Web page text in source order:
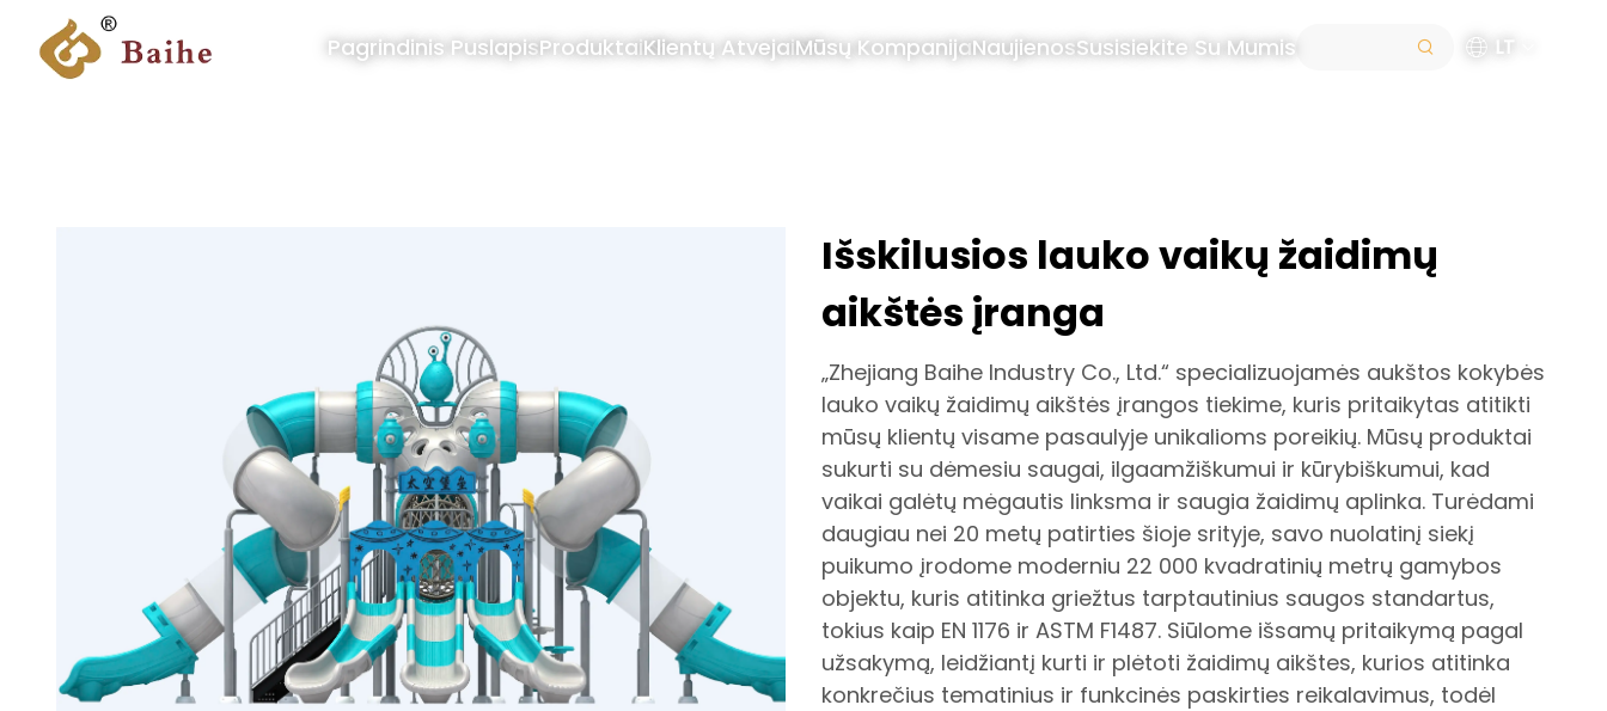
Pagrindinis PuslapisProduktaiKlientų AtvejaiMūsų KompanijaNaujienosSusisiekite Su Mumis LT
Išskilusios lauko vaikų žaidimų
aikštės įranga
„Zhejiang Baihe Industry Co., Ltd.“ specializuojamės aukštos kokybės
lauko vaikų žaidimų aikštės įrangos tiekime, kuris pritaikytas atitikti
mūsų klientų visame pasaulyje unikalioms poreikių. Mūsų produktai
sukurti su dėmesiu saugai, ilgaamžiškumui ir kūrybiškumui, kad
vaikai galėtų mėgautis linksma ir saugia žaidimų aplinka. Turėdami
daugiau nei 20 metų patirties šioje srityje, savo nuolatinį siekį
puikumo įrodome moderniu 22 000 kvadratinių metrų gamybos
objektu, kuris atitinka griežtus tarptautinius saugos standartus,
tokius kaip EN 1176 ir ASTM F1487. Siūlome išsamų pritaikymą pagal
užsakymą, leidžiantį kurti ir plėtoti žaidimų aikštes, kurios atitinka
konkrečius tematinius ir funkcinės paskirties reikalavimus, todėl